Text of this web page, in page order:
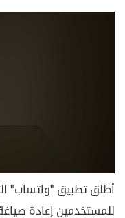
أطلق تطبيق "واتساب"
للمستخدمين إعادة